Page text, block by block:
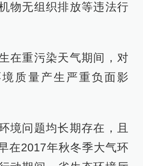
物无组织排放等违法行
在重污染天气期间，对
质量产生严重负面影
境问题均长期存在，且
在2017年秋冬季大气环